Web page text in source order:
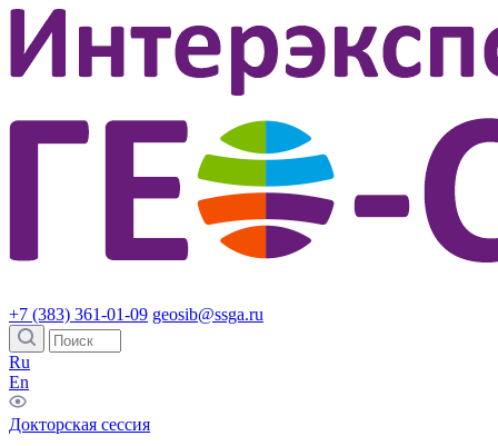
+7 (383) 361-01-09 geosib@ssga.ru
Ru
En
Докторская сессия